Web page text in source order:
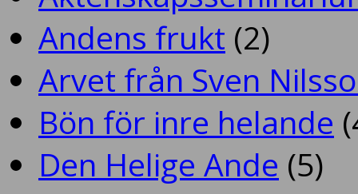
Andens frukt (2)
Arvet från Sven
Bön för inre helande
Den Helige Ande (5)